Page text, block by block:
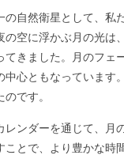
の自然衛星として、私
の空に浮かぶ月の光は
てきました。月のフェ
中心ともなっています
です。
レンダーを通じて、月
ことで、より豊かな時